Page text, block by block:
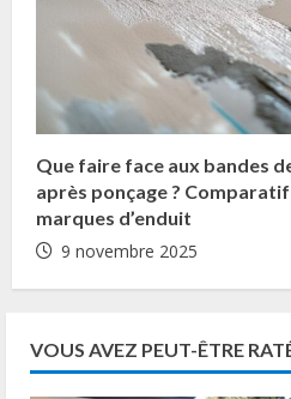
Que faire face aux bandes
après ponçage ?
marques d’enduit
9 novembre 2025
VOUS AVEZ PEUT-ÊTRE